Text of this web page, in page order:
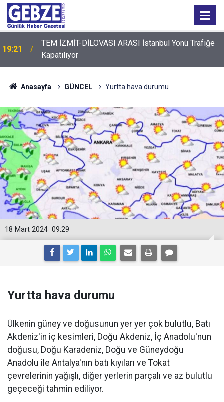
19:21
TEM İZMİT-DİLOVASI ARASI İstanbul Yönü Trafiğe
Kapatılıyor
Anasayfa GÜNCEL Yurtta hava durumu
09:29
18 Mart 2024
Yurtta hava durumu
Ülkenin güney ve doğusunun yer yer çok bulutlu, Batı
Akdeniz'in iç kesimleri, Doğu Akdeniz, İç Anadolu'nun
doğusu, Doğu Karadeniz, Doğu ve Güneydoğu
Anadolu ile Antalya'nın batı kıyıları ve Tokat
çevrelerinin yağışlı, diğer yerlerin parçalı ve az bulutlu
geçeceği tahmin ediliyor.